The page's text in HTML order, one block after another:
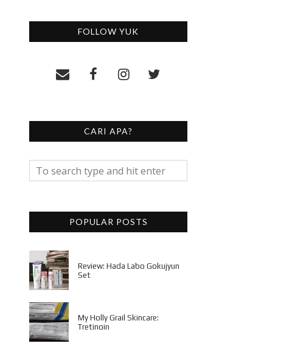
FOLLOW YUK
CARI APA?
POPULAR POSTS
Review: Hada Labo Gokujyun
Set
My Holly Grail Skincare:
Tretinoin